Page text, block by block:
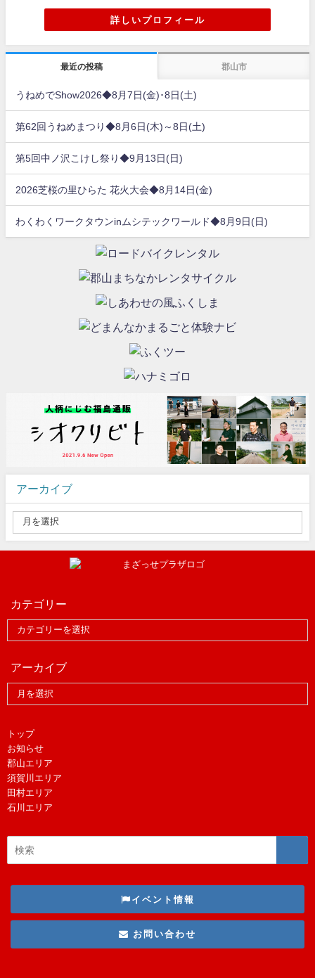
詳しいプロフィール
最近の投稿 郡山市
うねめでShow2026◆8月7日(金)･8日(土)
第62回うねめまつり◆8月6日(木)～8日(土)
第5回中ノ沢こけし祭り◆9月13日(日)
2026芝桜の里ひらた 花火大会◆8月14日(金)
わくわくワークタウンinムシテックワールド◆8月9日(日)
アーカイブ
カテゴリー
アーカイブ
トップ
お知らせ
郡山エリア
須賀川エリア
田村エリア
石川エリア
イベント情報
お問い合わせ